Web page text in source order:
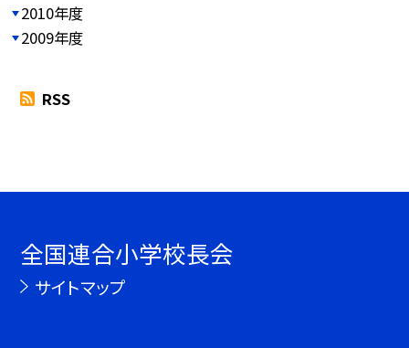
2010年度
2009年度
RSS
全国連合小学校長会
サイトマップ